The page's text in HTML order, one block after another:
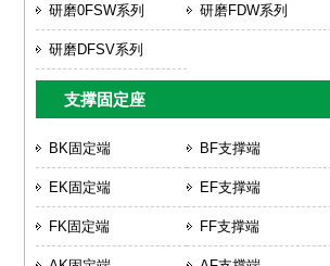
研磨0FSW系列 研磨FDW系列
研磨DFSV系列
支撑固定座
BK固定端 BF支撑端
EK固定端 EF支撑端
FK固定端 FF支撑端